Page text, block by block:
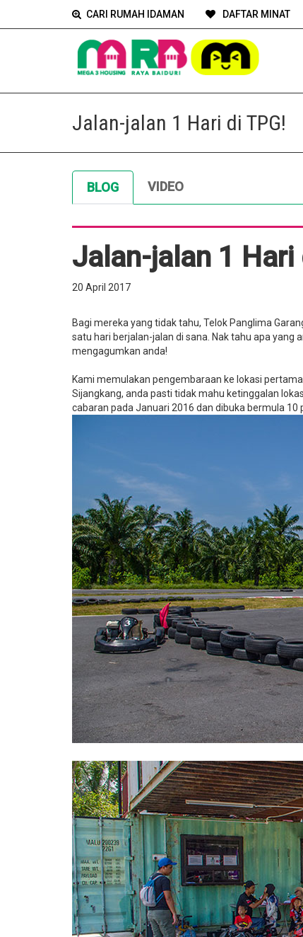
CARI RUMAH IDAMAN DAFTAR MINAT
Jalan-jalan 1 Hari di TPG!
BLOG VIDEO
Jalan-jalan 1 Hari
20 April 2017
Bagi mereka yang tidak tahu, Telok Panglima
satu hari berjalan-jalan di sana. Nak tahu apa yang
mengagumkan anda!
Kami memulakan pengembaraan ke lokasi
Sijangkang, anda pasti tidak mahu ketinggalan
cabaran pada Januari 2016 dan dibuka bermula 10